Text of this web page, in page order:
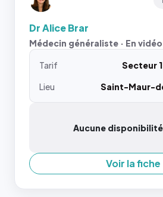
Dr Alice Brar
Médecin généraliste · En vidéo
Tarif Secteur 1
Lieu
Saint-Maur-
Aucune
Voir la fiche